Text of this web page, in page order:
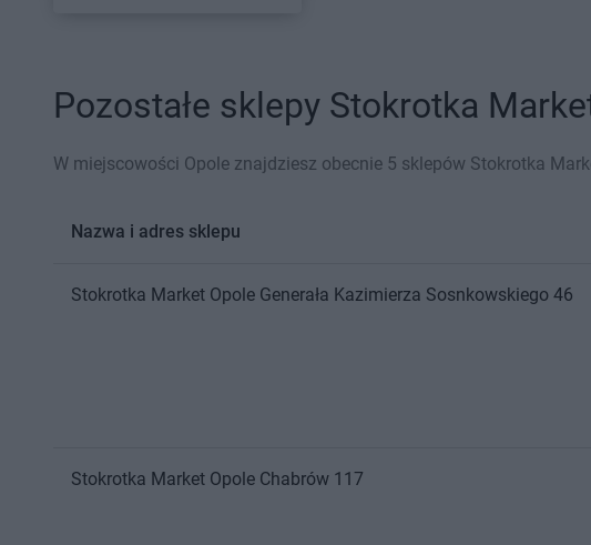
Pozostałe sklepy Stokrotka
W miejscowości Opole znajdziesz obecnie 5 sklepów Stokrotka
Nazwa i adres sklepu
Stokrotka Market Opole Generała Kazimierza Sosnkowskiego 46
Stokrotka Market Opole Chabrów 117